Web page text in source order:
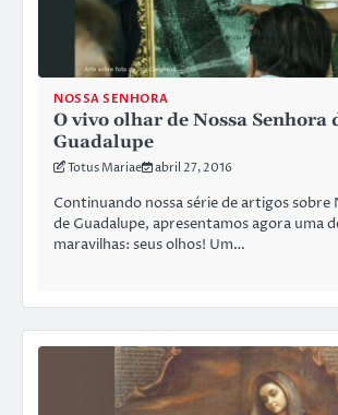
NOSSA SENHORA
O vivo olhar de Nossa Senhora
Guadalupe
Totus Mariae abril 27, 2016
Continuando nossa série de artigos sobre
de Guadalupe, apresentamos agora uma
maravilhas: seus olhos! Um…